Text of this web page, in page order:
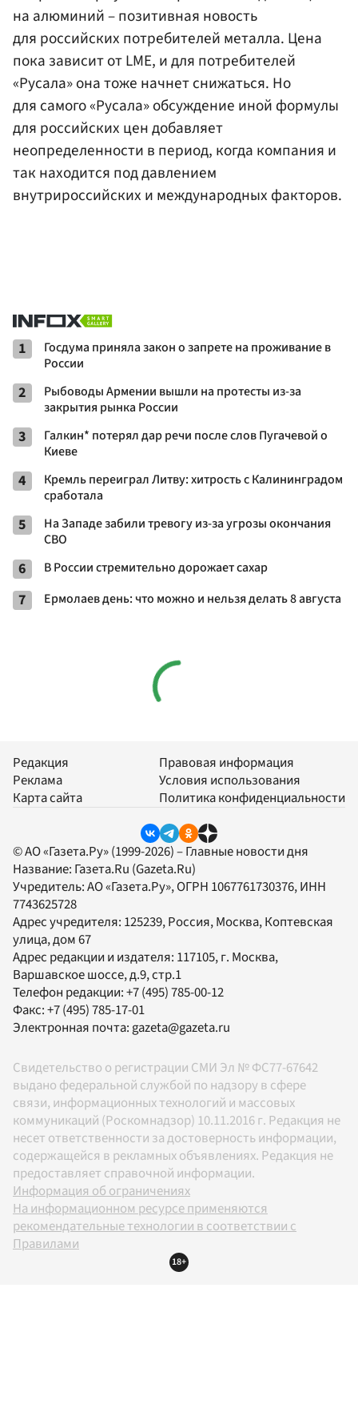
на алюминий – позитивная новость
для российских потребителей металла. Цена
пока зависит от LME, и для потребителей
«Русала» она тоже начнет снижаться. Но
для самого «Русала» обсуждение иной формулы
для российских цен добавляет
неопределенности в период, когда компания и
так находится под давлением
внутрироссийских и международных факторов.
1
Госдума приняла закон о запрете на проживание в
России
2
Рыбоводы Армении вышли на протесты из-за
закрытия рынка России
3
Галкин* потерял дар речи после слов Пугачевой о
Киеве
4
Кремль переиграл Литву: хитрость с Калининградом
сработала
5
На Западе забили тревогу из-за угрозы окончания
СВО
6 В России стремительно дорожает сахар
7 Ермолаев день: что можно и нельзя делать 8 августа
Редакция
Реклама
Карта сайта
Правовая информация
Условия использования
Политика конфиденциальности
© АО «Газета.Ру» (1999-2026) – Главные новости дня
Название: Газета.Ru (Gazeta.Ru)
Учредитель:АО «Газета.Ру», ОГРН 1067761730376, ИНН
7743625728
Адрес учредителя: 125239, Россия, Москва, Коптевская
улица, дом 67
Адрес редакции и издателя: 117105, г. Москва,
Варшавское шоссе, д.9, стр.1
Телефон редакции:+7 (495) 785-00-12
Факс:+7 (495) 785-17-01
Электронная почта: gazeta@gazeta.ru
Свидетельство о регистрации СМИ Эл № ФС77-67642
выдано федеральной службой по надзору в сфере
связи, информационных технологий и массовых
коммуникаций (Роскомнадзор) 10.11.2016 г. Редакция не
несет ответственности за достоверность информации,
содержащейся в рекламных объявлениях. Редакция не
предоставляет справочной информации.
Информация об ограничениях
На информационном ресурсе применяются
рекомендательные технологии в соответствии с
Правилами
18+